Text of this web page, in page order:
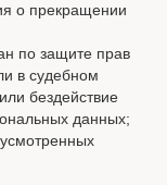
о прекращении
по защите прав
в судебном
бездействие
данных;